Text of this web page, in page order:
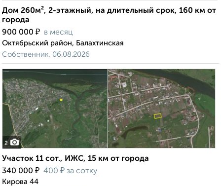
Дом 260м², 2-этажный, на длительный срок, 160 км от
города
900 000 ₽ в месяц
Октябрьский район, Балахтинская
Собственник, 06.08.2026
2
Участок 11 сот., ИЖС, 15 км от города
340 000 ₽ 400 ₽ за сотку
Кирова 44